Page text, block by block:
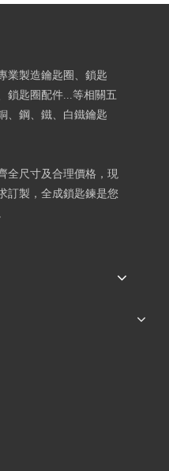
業製造鑰匙圈、鎖匙
鎖匙圈配件...等相關五
、鋼、鐵、白鐵鑰匙
全尺寸及合理價格，現
訂製，全成鎖匙鍊是您